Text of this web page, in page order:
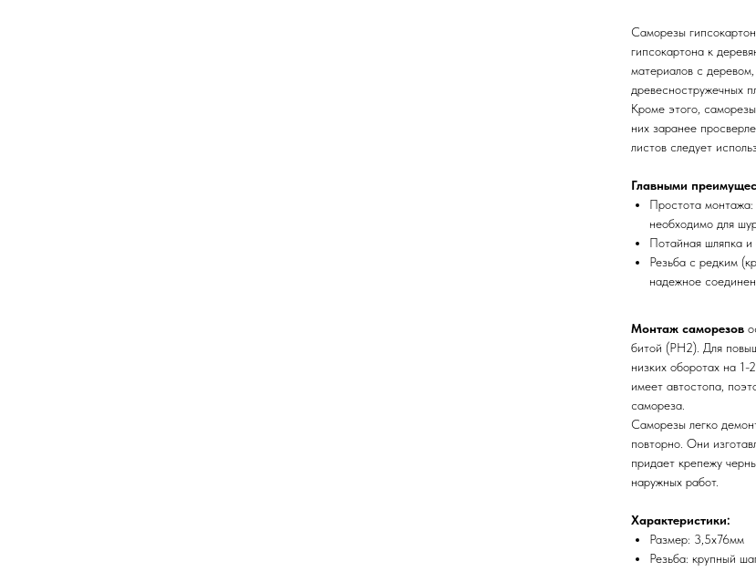
Саморезы
гипсокартона к
материалов с
Кроме этого,
них заранее
листов следует
Главными
Простота монтажа:
необходимо для
Потайная шляпка и
Резьба с редким
надежное
Монтаж саморезов
битой (PH2). Для
низких оборотах на 1-
имеет автостопа,
самореза.
Саморезы легко
повторно. Они
придает крепежу
наружных работ.
Характеристики:
Размер: 3,5х76мм
Резьба: крупный